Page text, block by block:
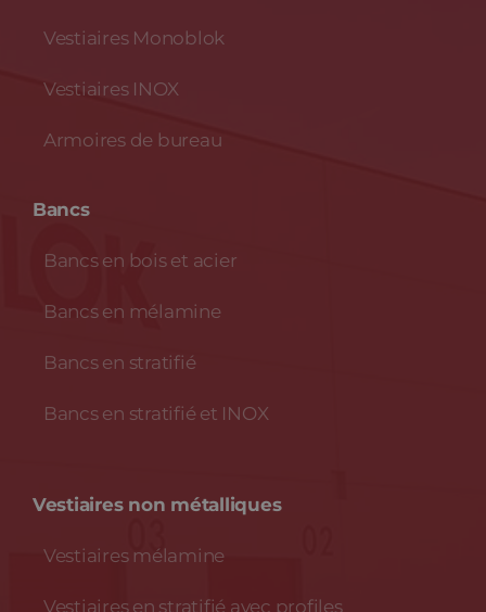
Vestiaires Monoblok
Vestiaires INOX
Armoires de bureau
Bancs
Bancs en bois et acier
Bancs en mélamine
Bancs en stratifié
Bancs en stratifié et INOX
Vestiaires non métalliques
Vestiaires mélamine
Vestiaires en stratifié avec profiles